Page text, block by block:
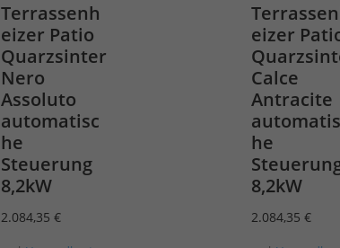
Terrassenh
eizer Patio
Quarzsinter
Nero
Assoluto
automatisc
he
Steuerung
8,2kW
2.084,35€
eizer
Calce
Antracite
he
8,2kW
2.084,35€